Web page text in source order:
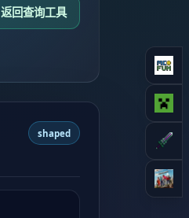
返回查询工具
shaped